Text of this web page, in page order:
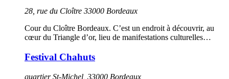
28, rue du Cloître 33000 Bordeaux
Cour du Cloître Bordeaux. C’est un endroit à découvrir, au
cœur du Triangle d’or, lieu de manifestations culturelles…
Festival Chahuts
quartier St-Michel, 33000 Bordeaux